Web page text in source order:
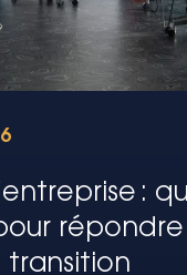
:
répondre
transition